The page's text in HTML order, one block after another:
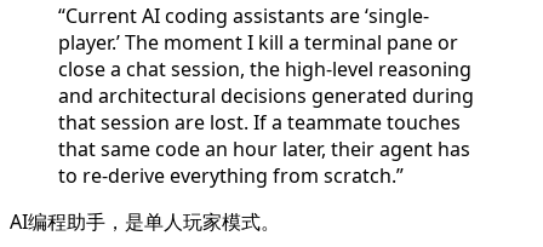
“Current AI coding assistants are ‘single-
player.’ The moment I kill a terminal pane or
close a chat session, the high-level reasoning
and architectural decisions generated during
that session are lost. If a teammate touches
that same code an hour later, their agent has
to re-derive everything from scratch.”
AI编程助手，是单人玩家模式。